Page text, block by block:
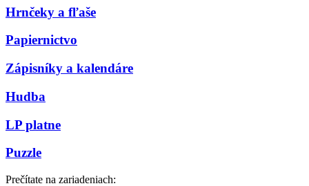
Hrnčeky a fľaše
Papiernictvo
Zápisníky a kalendáre
Hudba
LP platne
Puzzle
Prečítate na zariadeniach: